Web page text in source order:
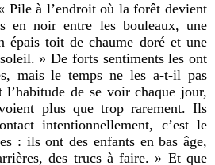
Pile à l’endroit où la forêt devient
en noir entre les bouleaux, une
épais toit de chaume doré et une
» De forts sentiments les ont
mais le temps ne les a-t-il pas
de se voir chaque jour,
plus que trop rarement. Ils
intentionnellement, c’est le
: ils ont des enfants en bas âge,
des trucs à faire. » Et que